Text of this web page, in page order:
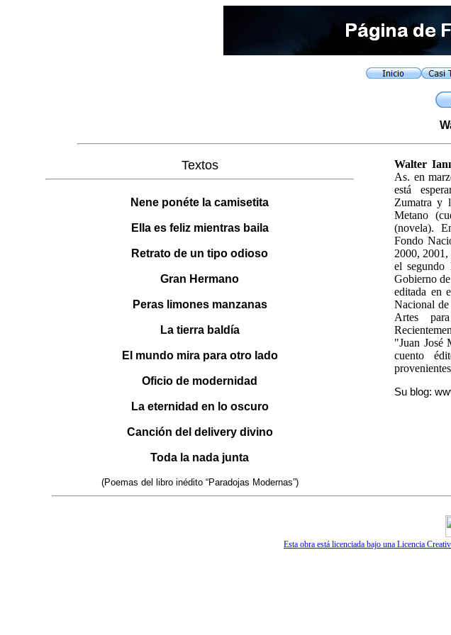
Textos
Nene ponéte la camisetita
Ella es feliz mientras baila
Retrato de un tipo odioso
Gran Hermano
Peras limones manzanas
La tierra baldía
El mundo mira para otro lado
Oficio de modernidad
La eternidad en lo oscuro
Canción del delivery divino
Toda la nada junta
(Poemas del libro inédito “Paradojas Modernas”)
Walter
As. en
está
Zumatra y
Metano
(novela).
Fondo
2000,
el segundo
Gobierno
editada en
Nacional
Artes
"Juan José
cuento
Su blog:
Esta obra está licenciada bajo una Licencia